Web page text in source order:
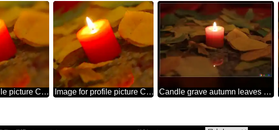
Image for profile picture Candle on the grave. Image for profile picture Candle on the grave. Candle grave autumn leaves dark